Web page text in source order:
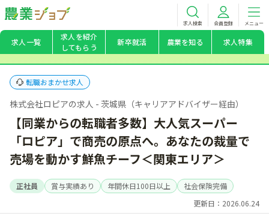
求人検索 会員登録 メニュー
求人一覧
求人を紹介
してもらう
新卒就活 農業を知る 求人特集
転職おまかせ求人
株式会社ロピアの求人 - 茨城県（キャリアアドバイザー経由）
【同業からの転職者多数】大人気スーパー
「ロピア」で商売の原点へ。あなたの裁量で
売場を動かす鮮魚チーフ＜関東エリア＞
正社員 賞与実績あり 年間休日100日以上
社会保険完備
更新日：2026.06.24